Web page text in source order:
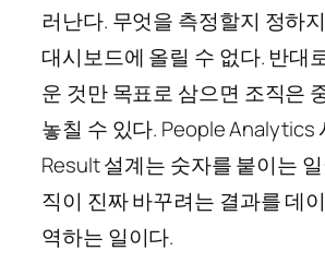
러난다. 무엇을 측정할지 정하
대시보드에 올릴 수 없다. 반대
운 것만 목표로 삼으면 조직은
놓칠 수 있다. People Analytics
Result 설계는 숫자를 붙이는
직이 진짜 바꾸려는 결과를 데
역하는 일이다.